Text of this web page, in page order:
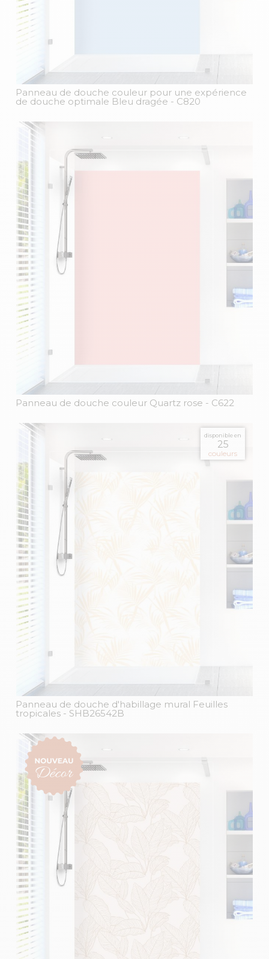
Panneau de douche couleur pour une expérience
de douche optimale Bleu dragée - C820
Panneau de douche couleur Quartz rose - C622
disponible en
25
couleurs
Panneau de douche d'habillage mural Feuilles
tropicales - SHB26542B